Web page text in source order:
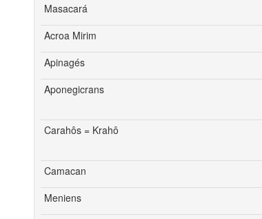
Masacará
Acroa Mirim
Apinagés
Aponegicrans
Carahôs = Krahô
Camacan
Meniens